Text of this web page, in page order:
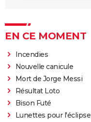
EN CE MOMENT
Incendies
Nouvelle canicule
Mort de Jorge Messi
Résultat Loto
Bison Futé
Lunettes pour l'éclipse